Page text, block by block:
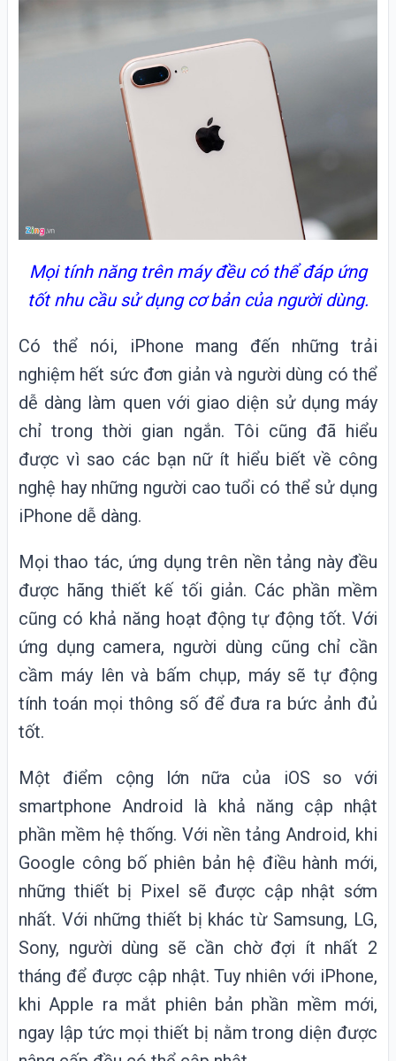
Mọi tính năng trên máy đều có thể đáp ứng
tốt nhu cầu sử dụng cơ bản của người dùng.
Có thể nói, iPhone mang đến những trải
nghiệm hết sức đơn giản và người dùng có thể
dễ dàng làm quen với giao diện sử dụng máy
chỉ trong thời gian ngắn. Tôi cũng đã hiểu
được vì sao các bạn nữ ít hiểu biết về công
nghệ hay những người cao tuổi có thể sử dụng
iPhone dễ dàng.
Mọi thao tác, ứng dụng trên nền tảng này đều
được hãng thiết kế tối giản. Các phần mềm
cũng có khả năng hoạt động tự động tốt. Với
ứng dụng camera, người dùng cũng chỉ cần
cầm máy lên và bấm chụp, máy sẽ tự động
tính toán mọi thông số để đưa ra bức ảnh đủ
tốt.
Một điểm cộng lớn nữa của iOS so với
smartphone Android là khả năng cập nhật
phần mềm hệ thống. Với nền tảng Android, khi
Google công bố phiên bản hệ điều hành mới,
những thiết bị Pixel sẽ được cập nhật sớm
nhất. Với những thiết bị khác từ Samsung, LG,
Sony, người dùng sẽ cần chờ đợi ít nhất 2
tháng để được cập nhật. Tuy nhiên với iPhone,
khi Apple ra mắt phiên bản phần mềm mới,
ngay lập tức mọi thiết bị nằm trong diện được